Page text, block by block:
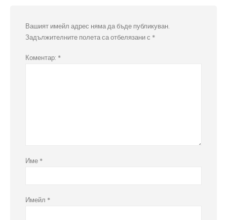
Вашият имейл адрес няма да бъде публикуван.
Задължителните полета са отбелязани с *
Коментар: *
Име *
Имейл *